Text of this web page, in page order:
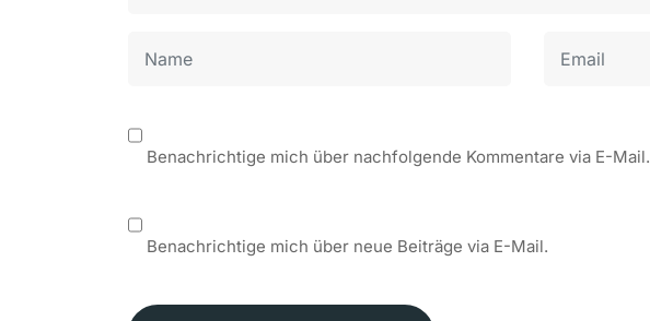
Benachrichtige mich über nachfolgende Kommentare via E-Mail.
Benachrichtige mich über neue Beiträge via E-Mail.